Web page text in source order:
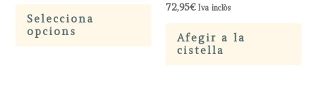
Selecciona
opcions
This72,95€ Iva inclòs
Afegir a la
cistella